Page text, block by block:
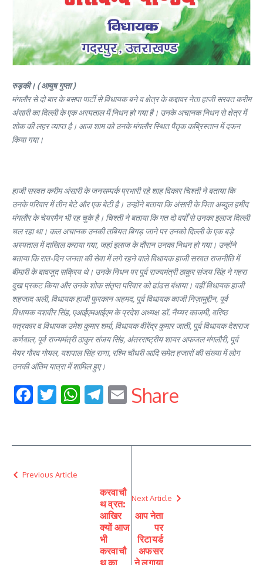
रुड़की। ( आयुष गुप्ता )
मंगलौर से दो बार के बसपा पार्टी से विधायक बने व क्षेत्र के कद्दावर नेता हाजी सरवत करीम
अंसारी का दिल्ली के एक अस्पताल में निधन हो गया है। उनके अचानक निधन से क्षेत्र में
शोक की लहर व्याप्त है। आज शाम को उनके मंगलौर स्थित पैतृक कब्रिस्तान में दफन
किया गया।
हाजी सरवत करीम अंसारी के जनसम्पर्क प्रभारी रहे शाह विकार चिश्ती ने बताया कि
उनके परिवार में तीन बेटे और एक बेटी है। उन्होंने बताया कि अंसारी के पिता अब्दुल हमीद
मंगलौर के चेयरमैन भी रह चुके है। चिश्ती ने बताया कि गत दो वर्षों से उनका इलाज दिल्ली
चल रहा था। कल अचानक उनकी तबियत बिगड़ जाने पर उनको दिल्ली के एक बड़े
अस्पताल में दाखिल कराया गया, जहां इलाज के दौरान उनका निधन हो गया। उन्होंने
बताया कि रात-दिन जनता की सेवा में लगे रहने वाले विधायक हाजी सरवत राजनीति में
बीमारी के बावजूद सक्रिय थे। उनके निधन पर पूर्व राज्यमंत्री ठाकुर संजय सिंह ने गहरा
दुख प्रकट किया और उनके शोक संतृप्त परिवार को ढांढस बंधाया। वहीं विधायक हाजी
शहजाद अली, विधायक हाजी फुरकान अहमद, पूर्व विधायक काजी निज़ामुद्दीन, पूर्व
विधायक यशवीर सिंह, एआईएमआईएम के प्रदेश अध्यक्ष डॉ. नैय्यर काजमी, वरिष्ठ
पत्रकार व विधायक उमेश कुमार शर्मा, विधायक वीरेंद्र कुमार जाती, पूर्व विधायक देशराज
कर्णवाल, पूर्व राज्यमंत्री ठाकुर संजय सिंह, अंतरराष्ट्रीय शायर अफजल मंगलौरी, पूर्व
मेयर गौरव गोयल, यशपाल सिंह राणा, रश्मि चौधरी आदि समेत हजारों की संख्या में लोग
उनकी अंतिम यात्रा में शामिल हुए।
Facebook
Twitter
WhatsApp
Telegram
Email
Share
Previous Article
करवाचौ
थ व्रत:
आखिर
क्यों आज
भी
करवाचौ
Next Article
आप नेता
पर
रिटायर्ड
अफसर